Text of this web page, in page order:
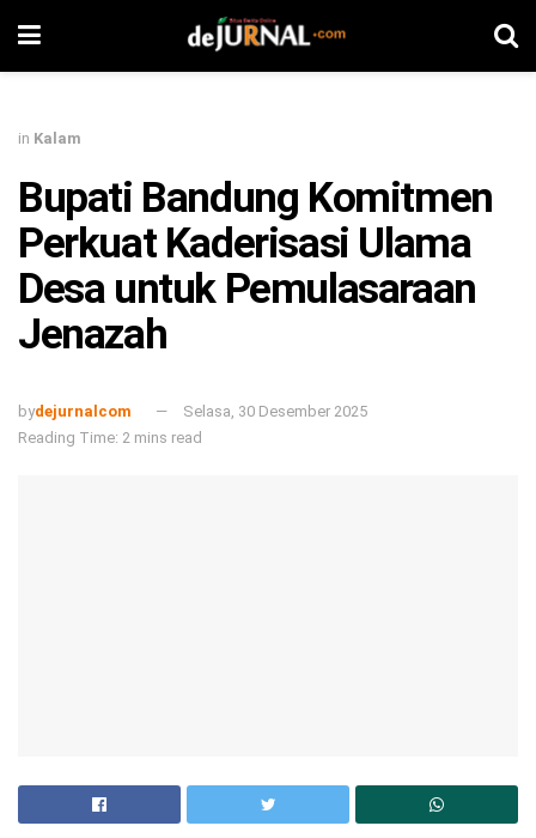
in Kalam
Bupati Bandung Komitmen
Perkuat Kaderisasi Ulama
Desa untuk Pemulasaraan
Jenazah
bydejurnalcom
Selasa, 30 Desember 2025
Reading Time: 2 mins read